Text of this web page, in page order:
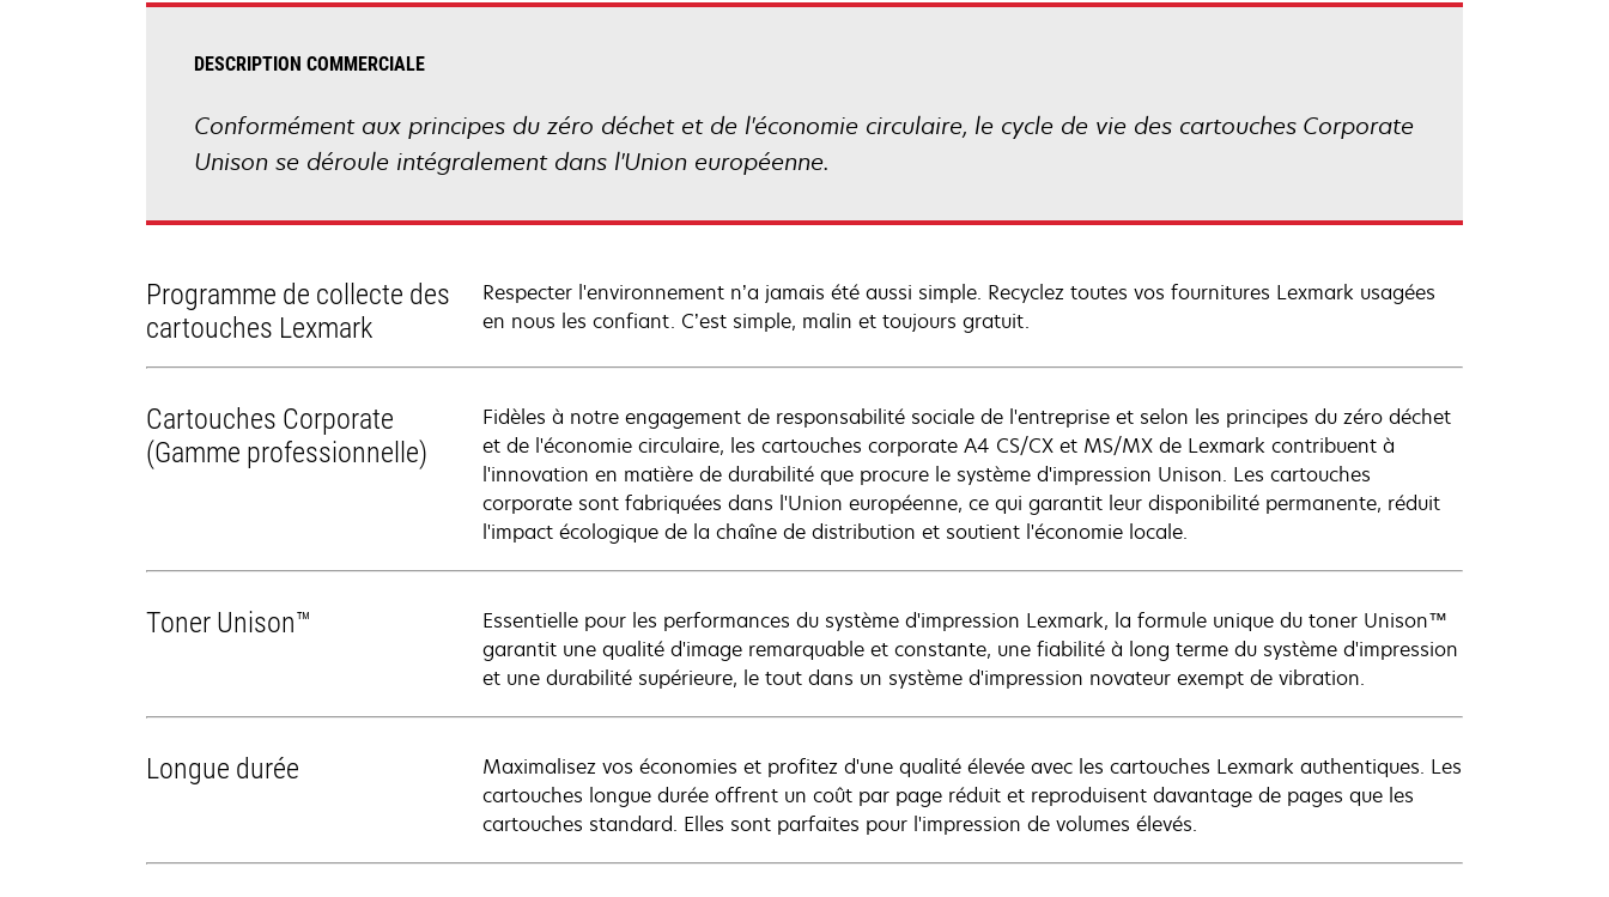
DESCRIPTION COMMERCIALE
Conformément aux principes du zéro déchet et de l'économie circulaire, le cycle de vie des cartouches Corporate
Unison se déroule intégralement dans l'Union européenne.
Programme de collecte des
cartouches Lexmark
Respecter l'environnement n’a jamais été aussi simple. Recyclez toutes vos fournitures Lexmark usagées
en nous les confiant. C’est simple, malin et toujours gratuit.
Cartouches Corporate
(Gamme professionnelle)
Fidèles à notre engagement de responsabilité sociale de l'entreprise et selon les principes du zéro déchet
et de l'économie circulaire, les cartouches corporate A4 CS/CX et MS/MX de Lexmark contribuent à
l'innovation en matière de durabilité que procure le système d'impression Unison. Les cartouches
corporate sont fabriquées dans l'Union européenne, ce qui garantit leur disponibilité permanente, réduit
l'impact écologique de la chaîne de distribution et soutient l'économie locale.
Toner Unison™
Essentielle pour les performances du système d'impression Lexmark, la formule unique du toner Unison™
garantit une qualité d'image remarquable et constante, une fiabilité à long terme du système d'impression
et une durabilité supérieure, le tout dans un système d'impression novateur exempt de vibration.
Longue durée
Maximalisez vos économies et profitez d'une qualité élevée avec les cartouches Lexmark authentiques. Les
cartouches longue durée offrent un coût par page réduit et reproduisent davantage de pages que les
cartouches standard. Elles sont parfaites pour l'impression de volumes élevés.